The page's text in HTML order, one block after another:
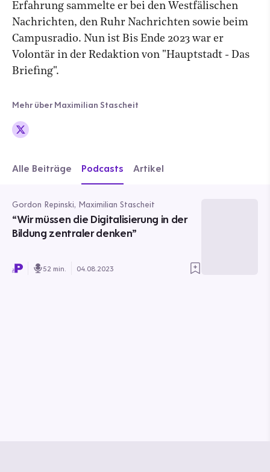
Erfahrung sammelte er bei den Westfälischen
Nachrichten, den Ruhr Nachrichten sowie beim
Campusradio. Nun ist Bis Ende 2023 war er
Volontär in der Redaktion von "Hauptstadt - Das
Briefing".
Mehr über Maximilian Stascheit
Alle Beiträge Podcasts Artikel
Gordon Repinski, Maximilian Stascheit
“Wir müssen die Digitalisierung in der
Bildung zentraler denken”
52 min. 04.08.2023